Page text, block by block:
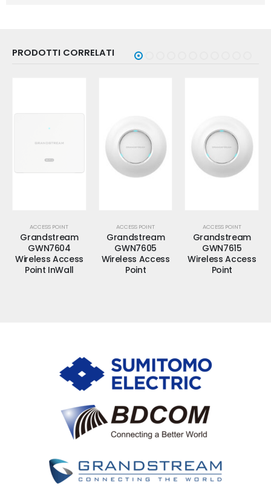
PRODOTTI CORRELATI
ACCESS POINT
Grandstream
GWN7604
Wireless Access
Point InWall
ACCESS POINT
Grandstream
GWN7605
Wireless Access
Point
ACCESS POINT
Grandstream
GWN7615
Wireless Access
Point